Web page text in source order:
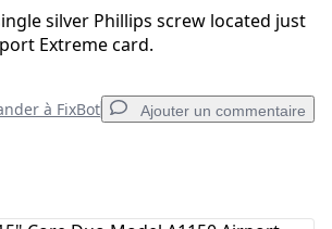
silver Phillips screw located just
Extreme card.
à FixBot Ajouter un commentaire